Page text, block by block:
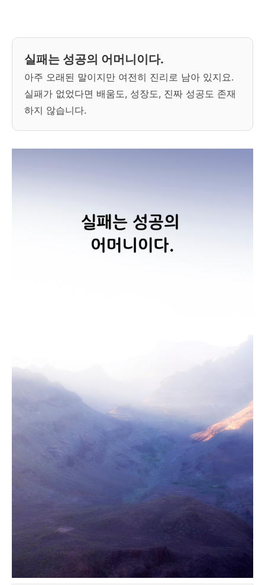
실패는 성공의 어머니이다.
아주 오래된 말이지만 여전히 진리로 남아 있지요.
실패가 없었다면 배움도, 성장도, 진짜 성공도 존재
하지 않습니다.